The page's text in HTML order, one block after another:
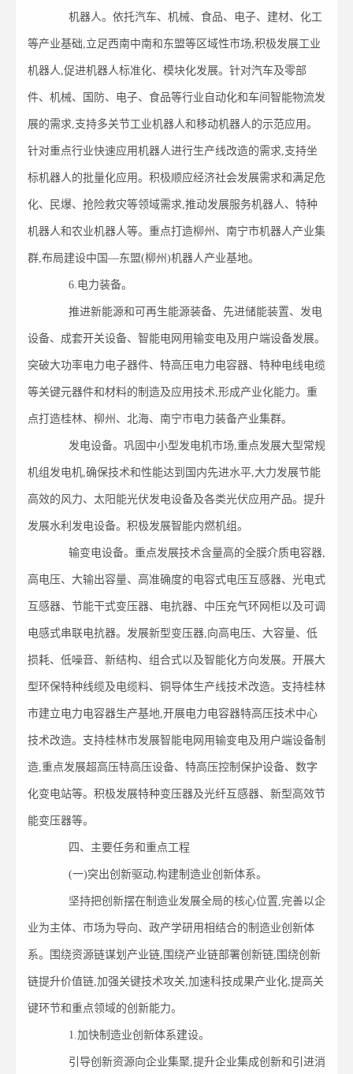
机器人。依托汽车、机械、食品、电子、建材、化工
等产业基础,立足西南中南和东盟等区域性市场,积极发展工业
机器人,促进机器人标准化、模块化发展。针对汽车及零部
件、机械、国防、电子、食品等行业自动化和车间智能物流发
展的需求,支持多关节工业机器人和移动机器人的示范应用。
针对重点行业快速应用机器人进行生产线改造的需求,支持坐
标机器人的批量化应用。积极顺应经济社会发展需求和满足危
化、民爆、抢险救灾等领域需求,推动发展服务机器人、特种
机器人和农业机器人等。重点打造柳州、南宁市机器人产业集
群,布局建设中国—东盟(柳州)机器人产业基地。
6.电力装备。
推进新能源和可再生能源装备、先进储能装置、发电
设备、成套开关设备、智能电网用输变电及用户端设备发展。
突破大功率电力电子器件、特高压电力电容器、特种电线电缆
等关键元器件和材料的制造及应用技术,形成产业化能力。重
点打造桂林、柳州、北海、南宁市电力装备产业集群。
发电设备。巩固中小型发电机市场,重点发展大型常规
机组发电机,确保技术和性能达到国内先进水平,大力发展节能
高效的风力、太阳能光伏发电设备及各类光伏应用产品。提升
发展水利发电设备。积极发展智能内燃机组。
输变电设备。重点发展技术含量高的全膜介质电容器,
高电压、大输出容量、高准确度的电容式电压互感器、光电式
互感器、节能干式变压器、电抗器、中压充气环网柜以及可调
电感式串联电抗器。发展新型变压器,向高电压、大容量、低
损耗、低噪音、新结构、组合式以及智能化方向发展。开展大
型环保特种线缆及电缆料、铜导体生产线技术改造。支持桂林
市建立电力电容器生产基地,开展电力电容器特高压技术中心
技术改造。支持桂林市发展智能电网用输变电及用户端设备制
造,重点发展超高压特高压设备、特高压控制保护设备、数字
化变电站等。积极发展特种变压器及光纤互感器、新型高效节
能变压器等。
四、主要任务和重点工程
(一)突出创新驱动,构建制造业创新体系。
坚持把创新摆在制造业发展全局的核心位置,完善以企
业为主体、市场为导向、政产学研用相结合的制造业创新体
系。围绕资源链谋划产业链,围绕产业链部署创新链,围绕创新
链提升价值链,加强关键技术攻关,加速科技成果产业化,提高关
键环节和重点领域的创新能力。
1.加快制造业创新体系建设。
引导创新资源向企业集聚,提升企业集成创新和引进消